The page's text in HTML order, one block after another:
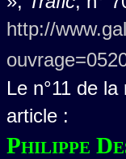
http://
Le n°11 de la
article :
Philippe